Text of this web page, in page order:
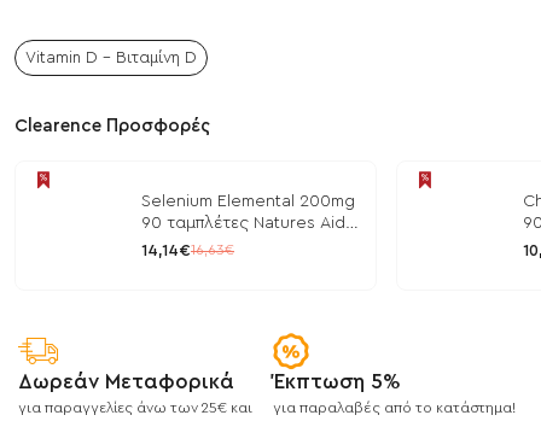
Vitamin D - Βιταμίνη D
Clearence Προσφορές
Selenium Elemental 200mg
90 ταμπλέτες Natures Aid
/ Μέταλλα
14,14€16,63€
/
Δωρεάν Μεταφορικά
για παραγγελίες άνω των 25€ και
Έκπτωση 5%
για παραλαβές από το κατάστημα!